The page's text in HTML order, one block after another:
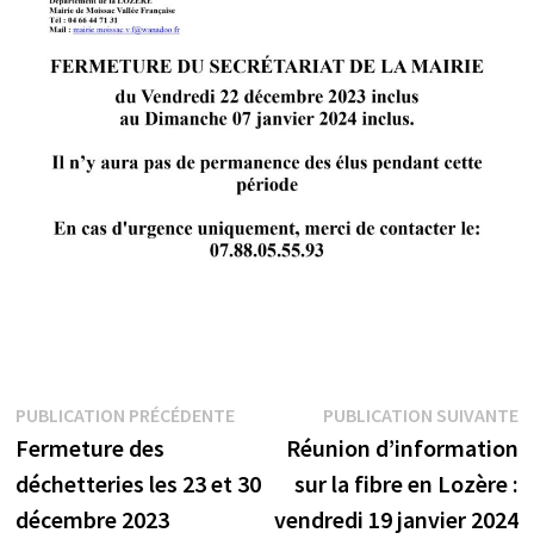
Navigation
de
l’article
PUBLICATION PRÉCÉDENTEPublication
précédente :
Fermeture des
déchetteries les 23 et 30
décembre 2023
PUBLICATION SUIVANTE
Réunion d’information
sur la fibre en Lozère :
vendredi 19 janvier 2024